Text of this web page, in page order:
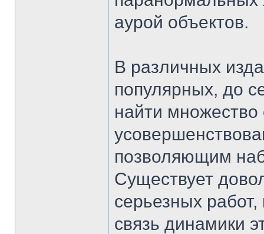
аурой объектов.
В различных
популярных, до
найти множество
позволяющим
Существует
серьезных
связь динамики